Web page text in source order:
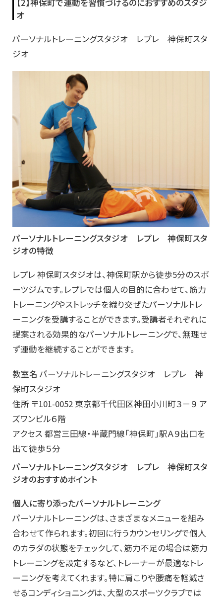
【2】神保町で運動を習慣づけるのにおすすめのスタジ
オ
パーソナルトレーニングスタジオ レプレ 神保町スタ
ジオ
パーソナルトレーニングスタジオ レプレ 神保町スタ
ジオの特徴
レプレ 神保町スタジオは、神保町駅から徒歩5分のスポ
ーツジムです。レプレでは個人の目的に合わせて、筋力
トレーニングやストレッチを織り交ぜたパーソナルトレ
ーニングを受講することができます。受講者それぞれに
提案される効果的なパーソナルトレーニングで、無理せ
ず運動を継続することができます。
教室名 パーソナルトレーニングスタジオ レプレ 神
保町スタジオ
住所 〒101-0052 東京都千代田区神田小川町３－９ ア
ズワンビル６階
アクセス 都営三田線・半蔵門線「神保町」駅Ａ９出口を
出て徒歩５分
パーソナルトレーニングスタジオ レプレ 神保町スタ
ジオのおすすめポイント
個人に寄り添ったパーソナルトレーニング
パーソナルトレーニングは、さまざまなメニューを組み
合わせて作られます。初回に行うカウンセリングで個人
のカラダの状態をチェックして、筋力不足の場合は筋力
トレーニングを設定するなど、トレーナーが最適なトレ
ーニングを考えてくれます。特に肩こりや腰痛を軽減さ
せるコンディショニングは、大型のスポーツクラブでは